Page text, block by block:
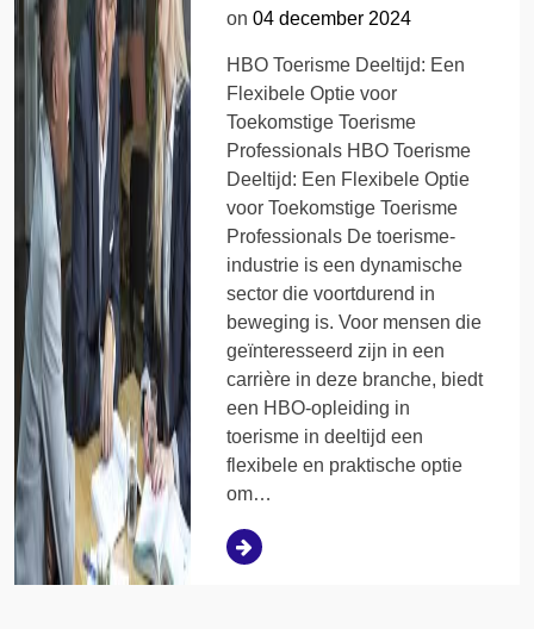
on04 december 2024
HBO Toerisme Deeltijd: Een
Flexibele Optie voor
Toekomstige Toerisme
Professionals HBO Toerisme
Deeltijd: Een Flexibele Optie
voor Toekomstige Toerisme
Professionals De toerisme-
industrie is een dynamische
sector die voortdurend in
beweging is. Voor mensen die
geïnteresseerd zijn in een
carrière in deze branche, biedt
een HBO-opleiding in
toerisme in deeltijd een
flexibele en praktische optie
om…